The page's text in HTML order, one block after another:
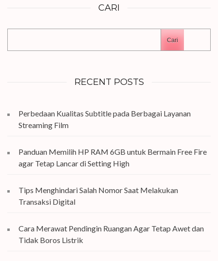
CARI
Cari
RECENT POSTS
Perbedaan Kualitas Subtitle pada Berbagai Layanan
Streaming Film
Panduan Memilih HP RAM 6GB untuk Bermain Free Fire
agar Tetap Lancar di Setting High
Tips Menghindari Salah Nomor Saat Melakukan
Transaksi Digital
Cara Merawat Pendingin Ruangan Agar Tetap Awet dan
Tidak Boros Listrik